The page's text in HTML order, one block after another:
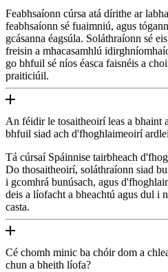
Feabhsaíonn cúrsa atá dírithe ar
feabhsaíonn sé fuaimniú, agus
gcásanna éagsúla. Soláthraíonn sé
freisin a mhacasamhlú
go bhfuil sé níos éasca faisnéis a
praiticiúil.
An féidir le tosaitheoirí leas a bhaint
bhfuil siad ach d'fhoghlaimeoirí
Tá cúrsaí Spáinnise tairbheach
Do thosaitheoirí, soláthraíonn siad
i gcomhrá bunúsach, agus
deis a líofacht a bheachtú agus dul i
casta.
Cé chomh minic ba chóir dom a
chun a bheith líofa?